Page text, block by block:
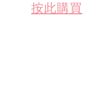
按此購買